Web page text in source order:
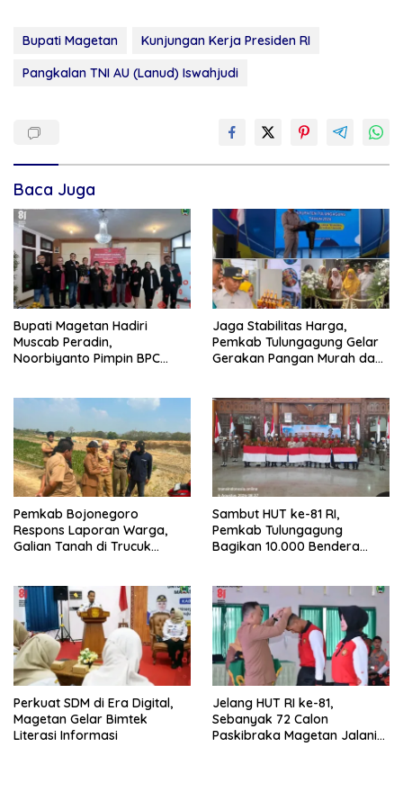
Bupati Magetan
Kunjungan Kerja Presiden RI
Pangkalan TNI AU (Lanud) Iswahjudi
Baca Juga
Bupati Magetan Hadiri
Muscab Peradin,
Noorbiyanto Pimpin BPC
Jaga Stabilitas Harga,
Pemkab Tulungagung Gelar
Gerakan Pangan Murah dan
Pemkab Bojonegoro
Respons Laporan Warga,
Galian Tanah di Trucuk
Sambut HUT ke-81 RI,
Pemkab Tulungagung
Bagikan 10.000 Bendera
Perkuat SDM di Era Digital,
Magetan Gelar Bimtek
Literasi Informasi
Jelang HUT RI ke-81,
Sebanyak 72 Calon
Paskibraka Magetan Jalani